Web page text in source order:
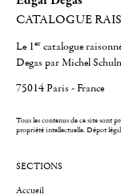
CATALOGUE
Le 1er catalogue
Degas par Michel
75014 Paris - France
Tous les contenus de ce site sont
propriété intellectuelle.Dépot
SECTIONS
Accueil